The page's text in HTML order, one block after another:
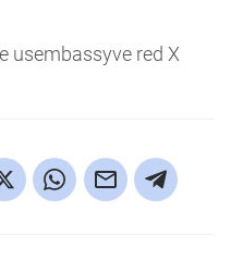
usembassyve red X